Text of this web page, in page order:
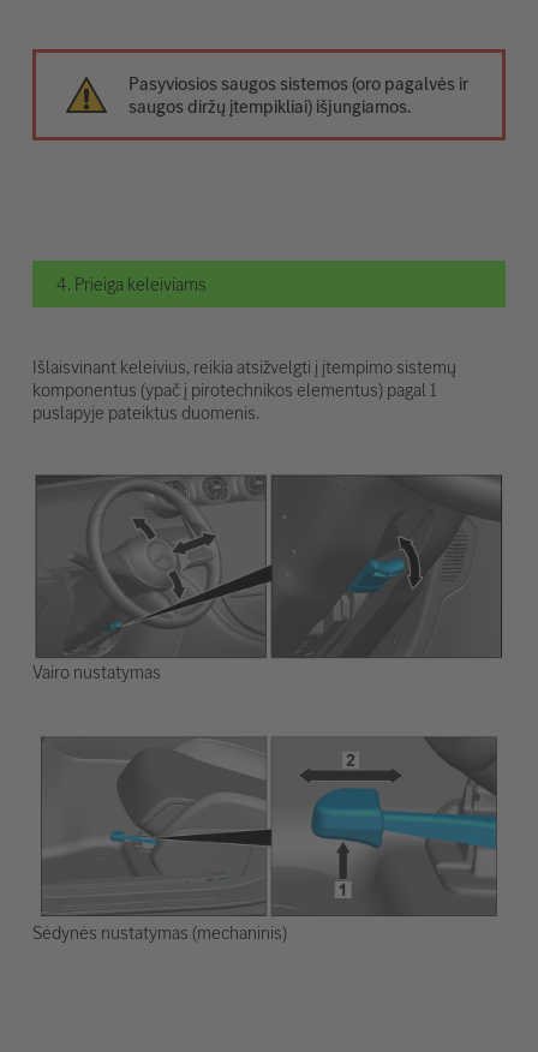
Pasyviosios saugos sistemos (oro pagalvės ir
saugos diržų įtempikliai) išjungiamos.
4. Prieiga keleiviams
Išlaisvinant keleivius, reikia atsižvelgti į įtempimo sistemų
komponentus (ypač į pirotechnikos elementus) pagal 1
puslapyje pateiktus duomenis.
Vairo nustatymas
Sėdynės nustatymas (mechaninis)